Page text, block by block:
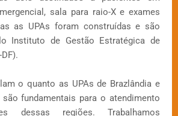
sala para raio-X e exames
as UPAs foram construídas e são
Instituto de Gestão Estratégica de
o quanto as UPAs de Brazlândia e
fundamentais para o atendimento
dessas regiões. Trabalhamos